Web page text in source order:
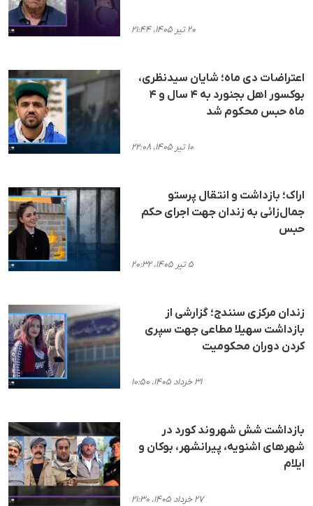
۲۰ تیر ۱۴۰۵، ۲۱:۴۴
اعتراضات دی ماه؛ شایان سیدنظری،
بوکسور اهل بجنورد به ۴ سال و ۴
ماه حبس محکوم شد
۱۰ تیر ۱۴۰۵، ۲۲:۰۸
اراک؛ بازداشت و انتقال پرستو
جمال‌زائی به زندان جهت اجرای حکم
حبس
۵ تیر ۱۴۰۵، ۲۰:۳۲
زندان مرکزی سنندج؛ گزارشی از
بازداشت سهیلا مطاعی جهت سپری
کردن دوران محکومیت
۳۱ خرداد ۱۴۰۵، ۱۰:۵۰
بازداشت شش شهروند کورد در
شهرهای اشنویه، پیرانشهر، بوکان و
ایلام
۲۷ خرداد ۱۴۰۵، ۲۱:۳۰